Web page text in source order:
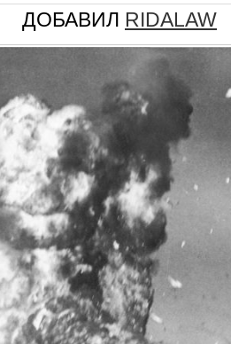
ДОБАВИЛ RIDALAW